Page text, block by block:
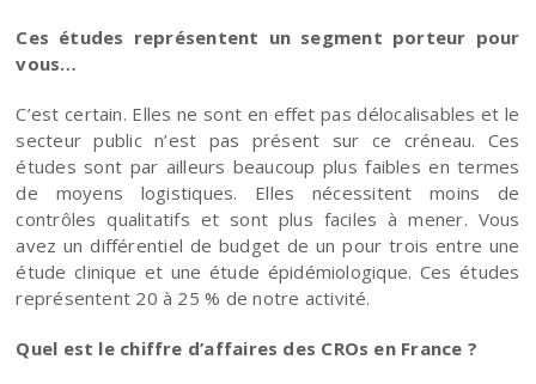
Ces études représentent un segment porteur pour
vous…
C’est certain. Elles ne sont en effet pas délocalisables et le
secteur public n’est pas présent sur ce créneau. Ces
études sont par ailleurs beaucoup plus faibles en termes
de moyens logistiques. Elles nécessitent moins de
contrôles qualitatifs et sont plus faciles à mener. Vous
avez un différentiel de budget de un pour trois entre une
étude clinique et une étude épidémiologique. Ces études
représentent 20 à 25 % de notre activité.
Quel est le chiffre d’affaires des CROs en France ?